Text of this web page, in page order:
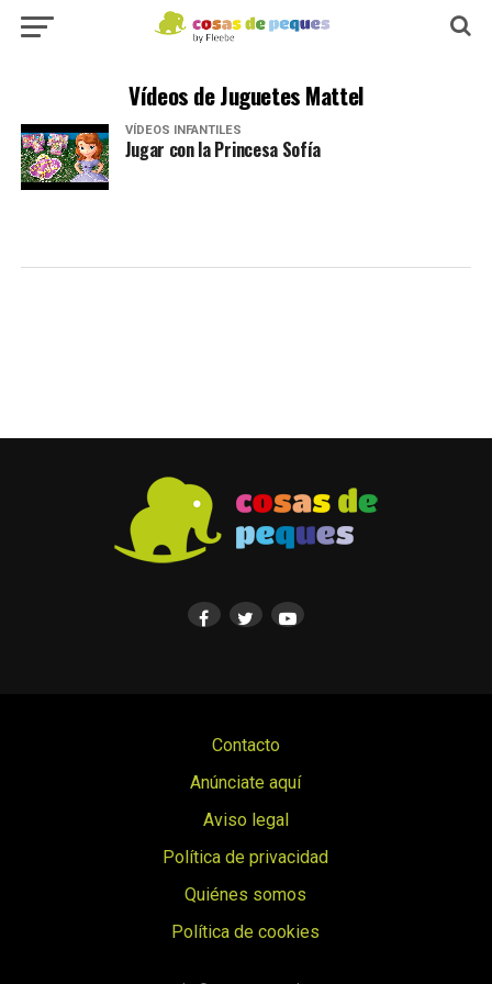
Vídeos de Juguetes Mattel
VÍDEOS INFANTILES
Jugar con la Princesa Sofía
Contacto
Anúnciate aquí
Aviso legal
Política de privacidad
Quiénes somos
Política de cookies